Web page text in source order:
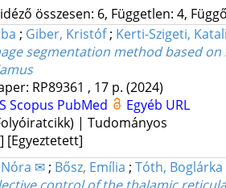
összesen: 6, Független: 4,
; Giber, Kristóf; Kerti-Szigeti,
segmentation method based
RP89361 , 17 p. (2024)
Scopus PubMed
Egyéb URL
| Tudományos
[Egyeztetett]
✉; Bősz, Emília ; Tóth, Boglárka